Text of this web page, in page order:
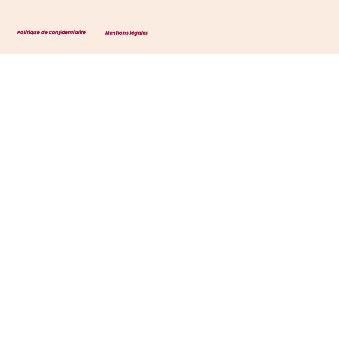
Politique de Confidentialité Mentions légales